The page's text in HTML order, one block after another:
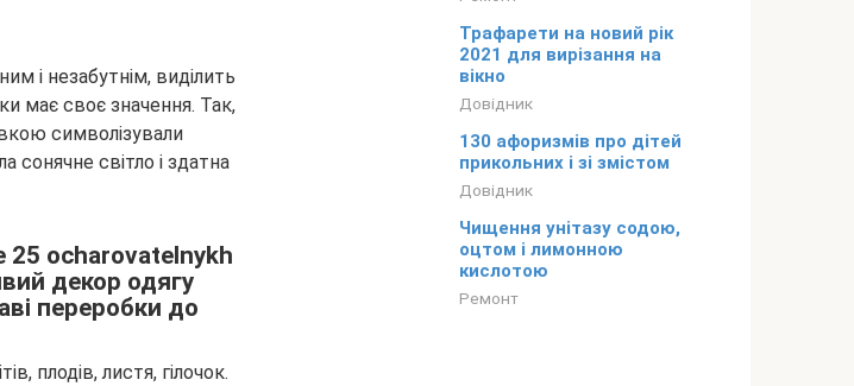
і незабутнім, виділить
має своє значення. Так,
символізували
сонячне світло і здатна
плодів, листя, гілочок.
Трафарети на новий рік
2021 для вирізання на
вікно
Довідник
130 афоризмів про дітей
прикольних і зі змістом
Довідник
Чищення унітазу содою,
оцтом і лимонною
кислотою
Ремонт